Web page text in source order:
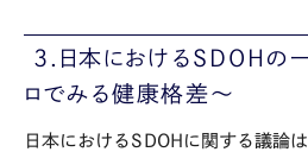
3.日本における SDOH の
ロでみる健康格差～
日本における SDOH に関する議論